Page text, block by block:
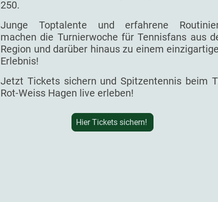
250.
Junge Toptalente und erfahrene
machen die Turnierwoche für Tennisfans aus
Region und darüber hinaus zu einem
Erlebnis!
Jetzt Tickets sichern und Spitzentennis beim
Rot-Weiss Hagen live erleben!
Hier Tickets sichern!